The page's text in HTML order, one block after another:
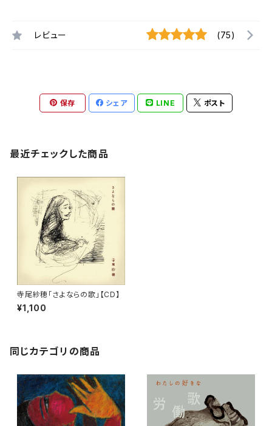
レビュー (75)
保存 シェア LINE ポスト
最近チェックした商品
寺尾紗穂「さよならの歌」【CD】
¥1,100
同じカテゴリの商品